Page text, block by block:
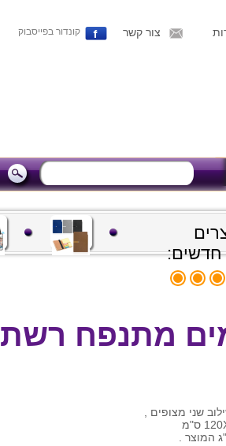
צור קשר קונדור בפייסבוק
חדשים:
מתנפח רשת
שני מצופים ,
המוצר .